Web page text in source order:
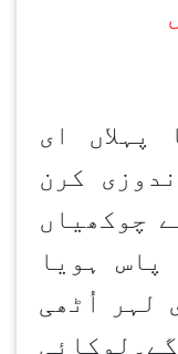
پہلاں ای
کرن
چوکھیاں
پاس ہویا
لہر اُٹھی